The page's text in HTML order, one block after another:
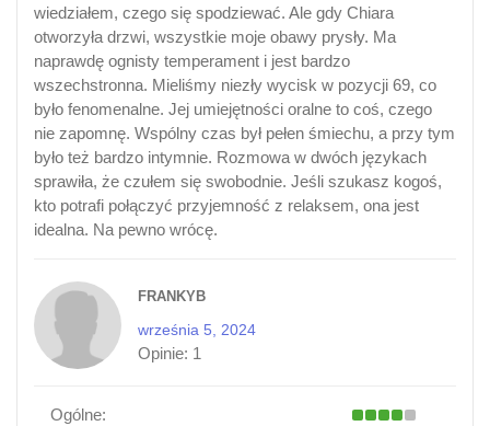
wiedziałem, czego się spodziewać. Ale gdy Chiara
otworzyła drzwi, wszystkie moje obawy prysły. Ma
naprawdę ognisty temperament i jest bardzo
wszechstronna. Mieliśmy niezły wycisk w pozycji 69, co
było fenomenalne. Jej umiejętności oralne to coś, czego
nie zapomnę. Wspólny czas był pełen śmiechu, a przy tym
było też bardzo intymnie. Rozmowa w dwóch językach
sprawiła, że czułem się swobodnie. Jeśli szukasz kogoś,
kto potrafi połączyć przyjemność z relaksem, ona jest
idealna. Na pewno wrócę.
FRANKYB
września 5, 2024
Opinie: 1
Ogólne: